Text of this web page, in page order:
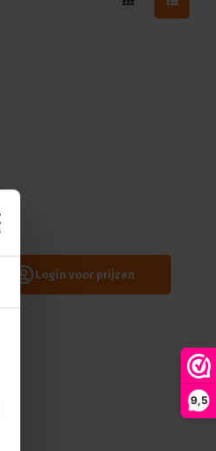
9,5
Login voor prijzen